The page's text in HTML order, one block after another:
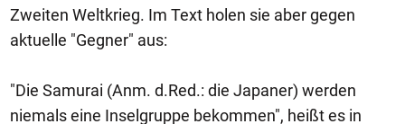
Zweiten Weltkrieg. Im Text holen sie aber gegen
aktuelle "Gegner" aus:
"Die Samurai (Anm. d.Red.: die Japaner) werden
niemals eine Inselgruppe bekommen", heißt es in